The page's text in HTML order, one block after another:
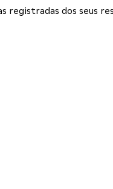
registradas dos seus